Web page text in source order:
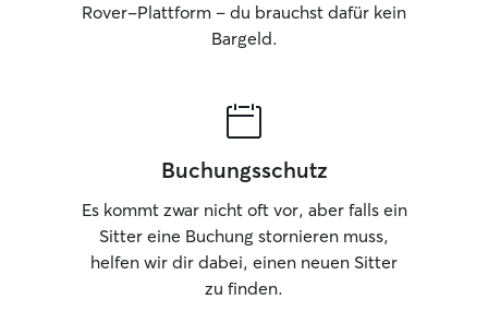
Rover-Plattform – du brauchst dafür kein
Bargeld.
Buchungsschutz
Es kommt zwar nicht oft vor, aber falls ein
Sitter eine Buchung stornieren muss,
helfen wir dir dabei, einen neuen Sitter
zu finden.